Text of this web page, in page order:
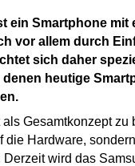
ein Smartphone mit
vor allem durch
sich daher
heutige
Gesamtkonzept zu
die Hardware,
Derzeit wird das